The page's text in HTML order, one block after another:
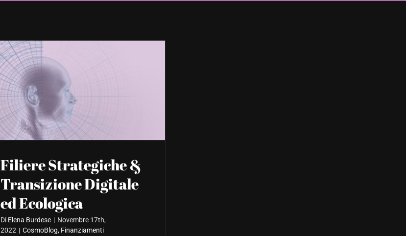
Filiere Strategiche &
Transizione Digitale
ed Ecologica
Di Elena Burdese | Novembre 17th,
2022 | CosmoBlog, Finanziamenti